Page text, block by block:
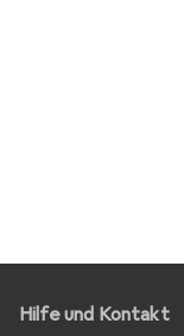
Hilfe und Kontakt